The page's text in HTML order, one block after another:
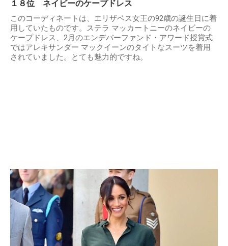
１８位 ネイビーのケープドレス
このコーディネートは、エリザベス女王の92歳の誕生日に着
用していたものです。ステラ マッカートニーのネイビーの
ケープドレス、2月のエンデバーファンド・アワード授賞式
ではアレキサンダー マックイーンのタイトなスーツを着用
されていました。とても魅力的ですね。